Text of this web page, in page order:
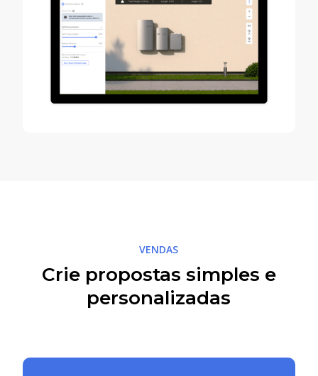
VENDAS
Crie propostas simples e
personalizadas